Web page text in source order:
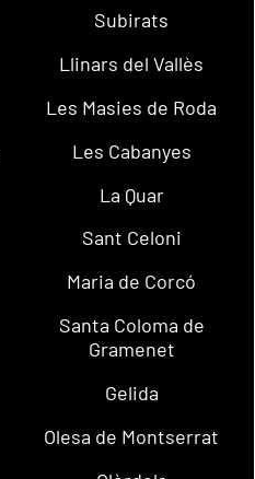
Subirats
Llinars del Vallès
Les Masies de Roda
Les Cabanyes
La Quar
Sant Celoni
Maria de Corcó
Santa Coloma de
Gramenet
Gelida
Olesa de Montserrat